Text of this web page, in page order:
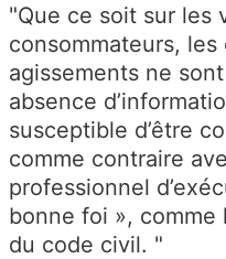
"Que ce soit sur les
consommateurs,
agissements ne
absence
susceptible d’être
comme contraire
professionnel
bonne foi », comme
du code civil. "